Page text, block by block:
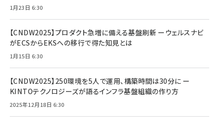
1月23日 6:30
【CNDW2025】プロダクト急増に備える基盤刷新 ーウェルスナビ
がECSからEKSへの移行で得た知見とは
1月15日 6:30
【CNDW2025】250環境を5人で運用、構築時間は30分に ー
KINTOテクノロジーズが語るインフラ基盤組織の作り方
2025年12月18日 6:30